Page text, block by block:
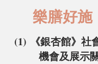
樂膳好
(1) 《銀杏館》
機會及展示關